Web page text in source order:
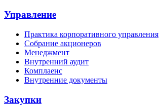
Управление
Практика корпоративного управления
Собрание акционеров
Менеджмент
Внутренний аудит
Комплаенс
Внутренние документы
Закупки